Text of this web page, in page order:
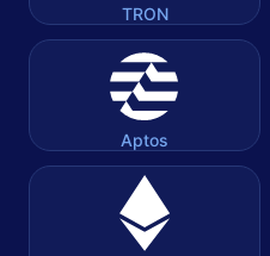
TRON
Aptos